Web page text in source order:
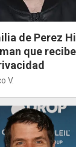
de Perez
que
V.